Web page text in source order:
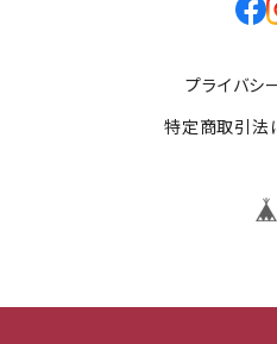
プライバシ
特定商取引法